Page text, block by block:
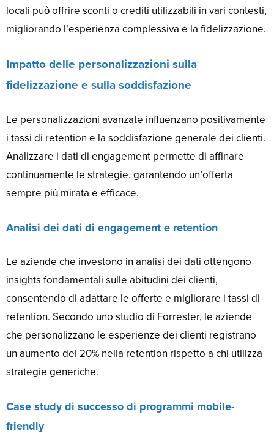
locali può offrire sconti o crediti utilizzabili in vari contesti,
migliorando l’esperienza complessiva e la fidelizzazione.
Impatto delle personalizzazioni sulla
fidelizzazione e sulla soddisfazione
Le personalizzazioni avanzate influenzano positivamente
i tassi di retention e la soddisfazione generale dei clienti.
Analizzare i dati di engagement permette di affinare
continuamente le strategie, garantendo un’offerta
sempre più mirata e efficace.
Analisi dei dati di engagement e retention
Le aziende che investono in analisi dei dati ottengono
insights fondamentali sulle abitudini dei clienti,
consentendo di adattare le offerte e migliorare i tassi di
retention. Secondo uno studio di Forrester, le aziende
che personalizzano le esperienze dei clienti registrano
un aumento del 20% nella retention rispetto a chi utilizza
strategie generiche.
Case study di successo di programmi mobile-
friendly